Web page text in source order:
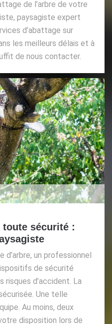
de l’arbre de votre
paysagiste expert
d’abattage sur
les meilleurs délais et à
de nous contacter.
toute sécurité :
d’arbre, un professionnel
de sécurité
risques d’accident. La
Une telle
Au moins, deux
disposition lors de